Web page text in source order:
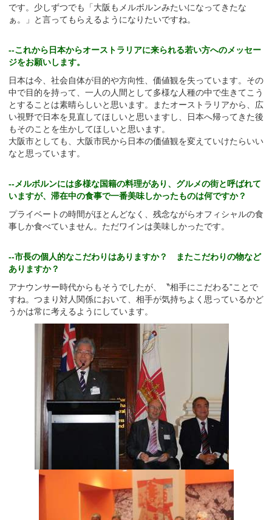
です。少しずつでも「大阪もメルボルンみたいになってきたな
ぁ。」と言ってもらえるようになりたいですね。
--これから日本からオーストラリアに来られる若い方へのメッセー
ジをお願いします。
日本は今、社会自体が目的や方向性、価値観を失っています。その
中で目的を持って、一人の人間として多様な人種の中で生きてこう
とすることは素晴らしいと思います。またオーストラリアから、広
い視野で日本を見直してほしいと思いますし、日本へ帰ってきた後
もそのことを生かしてほしいと思います。
大阪市としても、大阪市民から日本の価値観を変えていけたらいい
なと思っています。
--メルボルンには多様な国籍の料理があり、グルメの街と呼ばれて
いますが、滞在中の食事で一番美味しかったものは何ですか？
プライベートの時間がほとんどなく、残念ながらオフィシャルの食
事しか食べていません。ただワインは美味しかったです。
--市長の個人的なこだわりはありますか？ またこだわりの物など
ありますか？
アナウンサー時代からもそうでしたが、〝相手にこだわる”ことで
すね。つまり対人関係において、相手が気持ちよく思っているかど
うかは常に考えるようにしています。